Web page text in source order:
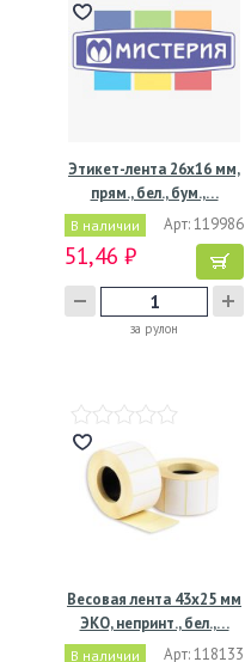
Этикет-лента 26х16 мм,
прям., бел., бум.,…
В наличии Арт: 119986
51,46 ₽
за рулон
Весовая лента 43х25 мм
ЭКО, непринт., бел.,…
В наличии Арт: 118133